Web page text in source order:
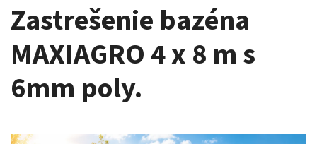
Zastrešenie bazéna
MAXIAGRO 4 x 8 m s
6mm poly.